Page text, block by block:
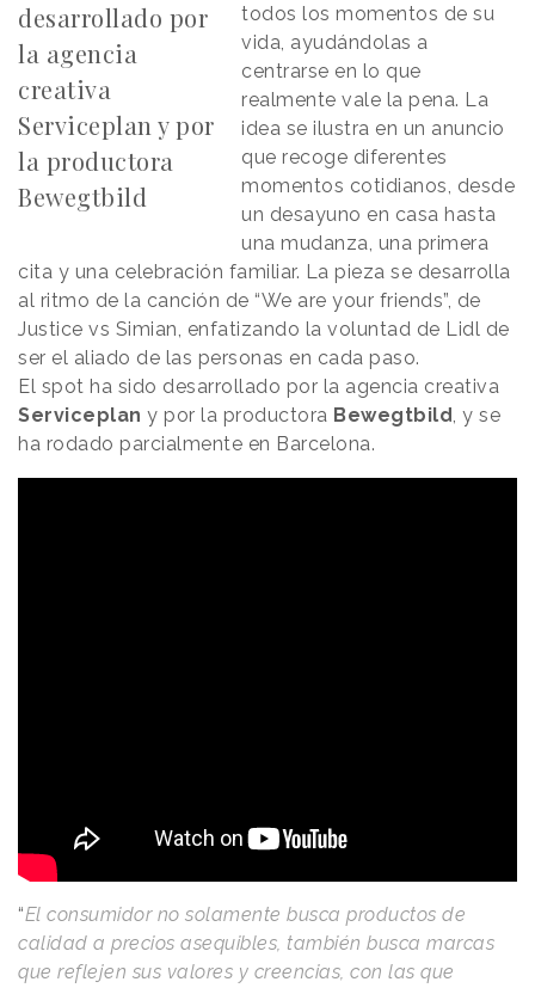
desarrollado por
la agencia
creativa
Serviceplan y por
la productora
Bewegtbild
todos los momentos de su
vida, ayudándolas a
centrarse en lo que
realmente vale la pena. La
idea se ilustra en un anuncio
que recoge diferentes
momentos cotidianos, desde
un desayuno en casa hasta
una mudanza, una primera
cita y una celebración familiar. La pieza se desarrolla
al ritmo de la canción de “We are your friends”, de
Justice vs Simian, enfatizando la voluntad de Lidl de
ser el aliado de las personas en cada paso.
El spot ha sido desarrollado por la agencia creativa
Serviceplan y por la productora Bewegtbild, y se
ha rodado parcialmente en Barcelona.
“El consumidor no solamente busca productos de
calidad a precios asequibles, también busca marcas
que reflejen sus valores y creencias, con las que